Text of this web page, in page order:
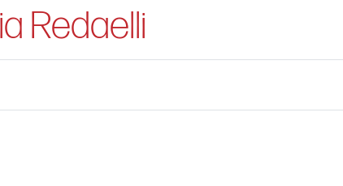
Redaelli